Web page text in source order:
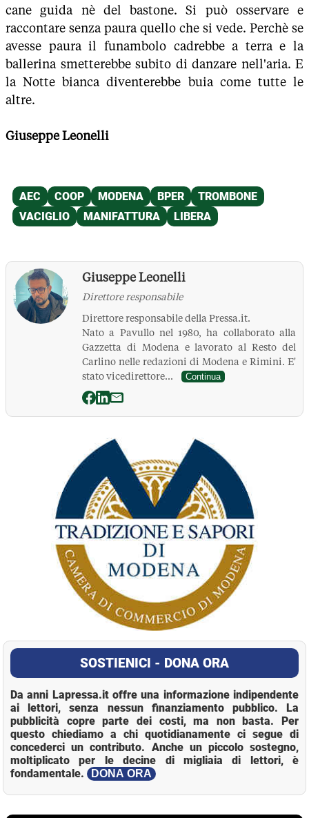
cane guida nè del bastone. Si può osservare e
raccontare senza paura quello che si vede. Perchè se
avesse paura il funambolo cadrebbe a terra e la
ballerina smetterebbe subito di danzare nell'aria. E
la Notte bianca diventerebbe buia come tutte le
altre.
Giuseppe Leonelli
Giuseppe Leonelli
Direttore responsabile
Direttore responsabile della Pressa.it.
Nato a Pavullo nel 1980, ha collaborato alla
Gazzetta di Modena e lavorato al Resto del
Carlino nelle redazioni di Modena e Rimini. E'
stato vicedirettore...
Continua
SOSTIENICI - DONA ORA
Da anni Lapressa.it offre una informazione indipendente
ai lettori, senza nessun finanziamento pubblico. La
pubblicità copre parte dei costi, ma non basta. Per
questo chiediamo a chi quotidianamente ci segue di
concederci un contributo. Anche un piccolo sostegno,
moltiplicato per le decine di migliaia di lettori, è
fondamentale.
DONA ORA